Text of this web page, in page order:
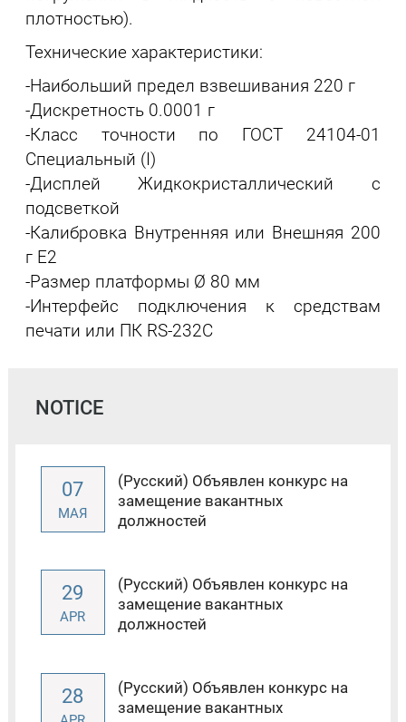
плотностью).
Технические характеристики:
-Наибольший предел взвешивания 220 г
-Дискретность 0.0001 г
-Класс точности по ГОСТ 24104-01
Специальный (I)
-Дисплей Жидкокристаллический с
подсветкой
-Калибровка Внутренняя или Внешняя 200
г E2
-Размер платформы Ø 80 мм
-Интерфейс подключения к средствам
печати или ПК RS-232C
NOTICE
07
МАЯ
(Русский) Объявлен конкурс на
замещение вакантных
должностей
29
APR
(Русский) Объявлен конкурс на
замещение вакантных
должностей
28
(Русский) Объявлен конкурс на
замещение вакантных